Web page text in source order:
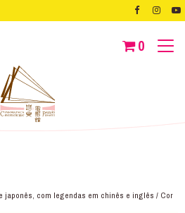
0
japonês, com legendas em chinês e inglês / Cor